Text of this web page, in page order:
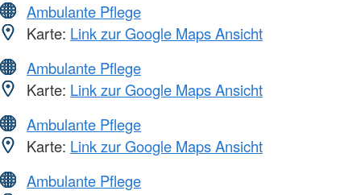
Ambulante Pflege
Karte: Link zur Google Maps Ansicht
Ambulante Pflege
Karte: Link zur Google Maps Ansicht
Ambulante Pflege
Karte: Link zur Google Maps Ansicht
Ambulante Pflege